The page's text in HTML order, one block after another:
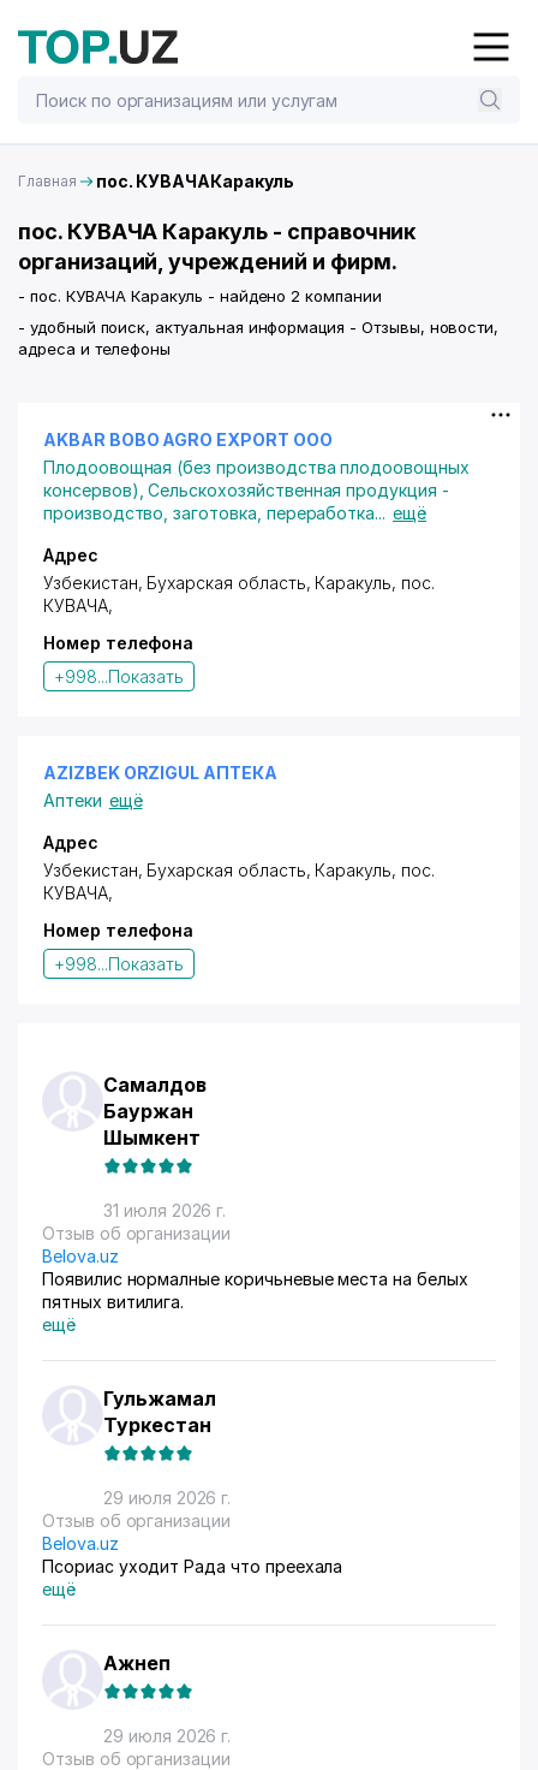
Главная пос. КУВАЧАКаракуль
пос. КУВАЧА Каракуль - справочник
организаций, учреждений и фирм.
- пос. КУВАЧА Каракуль - найдено 2 компании
- удобный поиск, актуальная информация - Отзывы, новости,
адреса и телефоны
AKBAR BOBO AGRO EXPORT ООО
Плодоовощная (без производства плодоовощных
консервов) ,Сельскохозяйственная продукция -
производство, заготовка, переработка... ещё
Адрес
Узбекистан, Бухарская область, Каракуль, пос.
КУВАЧА,
Номер телефона
+998...Показать
AZIZBEK ORZIGUL АПТЕКА
Аптеки ещё
Адрес
Узбекистан, Бухарская область, Каракуль, пос.
КУВАЧА,
Номер телефона
+998...Показать
Самалдов
Бауржан
Шымкент
31 июля 2026 г.
Отзыв об организации
Belova.uz
Появилис нормалные коричьневые места на белых
пятных витилига.
ещё
Гульжамал
Туркестан
29 июля 2026 г.
Отзыв об организации
Belova.uz
Псориас уходит Рада что преехала
ещё
Ажнеп
29 июля 2026 г.
Отзыв об организации